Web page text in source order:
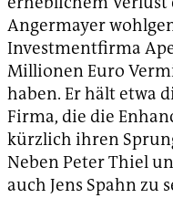
Angermayer
Investmentfirma
Millionen Euro
haben. Er hält etwa
Firma, die die
kürzlich ihren
Neben Peter Thiel
auch Jens Spahn zu